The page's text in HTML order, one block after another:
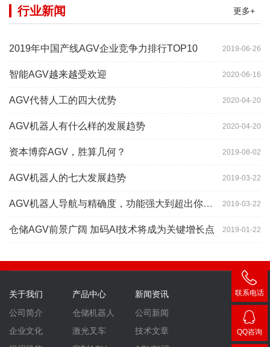
更多+
行业新闻
2019-06-26
2019年中国产线AGV企业竞争力排行TOP10
2020-06-16
智能AGV越来越受欢迎
2020-04-20
AGV代替人工的四大优势
2020-04-20
AGV机器人有什么样的发展趋势
2019-08-02
资本博弈AGV，胜算几何？
2019-03-22
AGV机器人的七大发展趋势
2019-03-22
AGV机器人导航与精确度，功能强大到超出你想象
2019-01-22
仓储AGV前景广阔 加码AI技术将成为关键增长点
关于我们
公司简介
企业文化
产品中心
仓储机器人
激光叉车
新闻资讯
公司新闻
技术文章
联系电话
400-
007-
QQ咨询